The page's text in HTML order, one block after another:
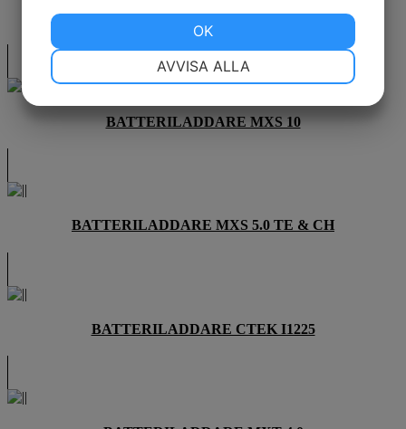
BATTERILADDARE MXS 7.0
BATTERILADDARE MXS 10
BATTERILADDARE MXS 5.0 TE & CH
BATTERILADDARE CTEK I1225
MARKNADSFÖRING STATISTIK
AVVISA ALLA
OK